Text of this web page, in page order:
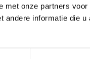
met onze partners voor
andere informatie die u